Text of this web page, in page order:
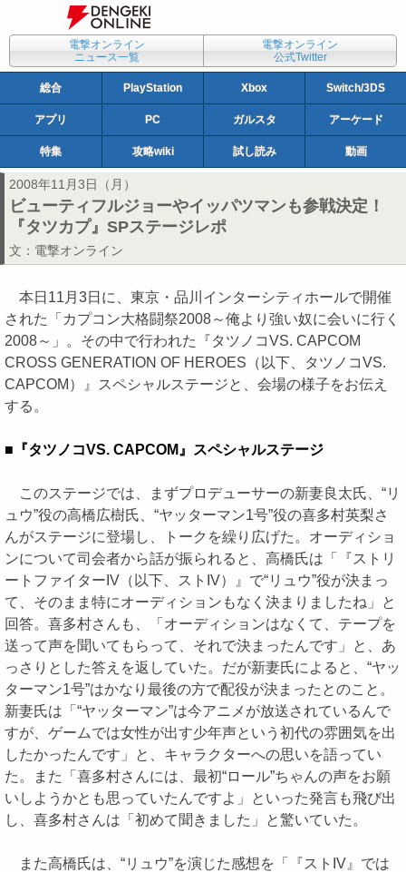
電撃オンライン
ニュース一覧
電撃オンライン
公式Twitter
総合 PlayStation Xbox Switch/3DS
アプリ PC ガルスタ アーケード
特集 攻略wiki 試し読み 動画
2008年11月3日（月）
ビューティフルジョーやイッパツマンも参戦決定！
『タツカプ』SPステージレポ
文： 電撃オンライン
本日11月3日に、東京・品川インターシティホールで開催
された「カプコン大格闘祭2008～俺より強い奴に会いに行く
2008～」。その中で行われた『タツノコVS. CAPCOM
CROSS GENERATION OF HEROES（以下、タツノコVS.
CAPCOM）』スペシャルステージと、会場の様子をお伝え
する。
■『タツノコVS. CAPCOM』スペシャルステージ
このステージでは、まずプロデューサーの新妻良太氏、“リ
ュウ”役の高橋広樹氏、“ヤッターマン1号”役の喜多村英梨さ
んがステージに登場し、トークを繰り広げた。オーディショ
ンについて司会者から話が振られると、高橋氏は「『ストリ
ートファイターIV（以下、ストIV）』で“リュウ”役が決まっ
て、そのまま特にオーディションもなく決まりましたね」と
回答。喜多村さんも、「オーディションはなくて、テープを
送って声を聞いてもらって、それで決まったんです」と、あ
っさりとした答えを返していた。だが新妻氏によると、“ヤッ
ターマン1号”はかなり最後の方で配役が決まったとのこと。
新妻氏は「“ヤッターマン”は今アニメが放送されているんで
すが、ゲームでは女性が出す少年声という初代の雰囲気を出
したかったんです」と、キャラクターへの思いを語ってい
た。また「喜多村さんには、最初“ロール”ちゃんの声をお願
いしようかとも思っていたんですよ」といった発言も飛び出
し、喜多村さんは「初めて聞きました」と驚いていた。
また高橋氏は、“リュウ”を演じた感想を「『ストIV』では